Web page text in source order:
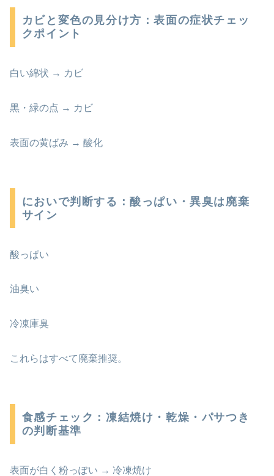
カビと変色の見分け方：表面の症状チェッ
クポイント
白い綿状 → カビ
黒・緑の点 → カビ
表面の黄ばみ → 酸化
においで判断する：酸っぱい・異臭は廃棄
サイン
酸っぱい
油臭い
冷凍庫臭
これらはすべて廃棄推奨。
食感チェック：凍結焼け・乾燥・パサつき
の判断基準
表面が白く粉っぽい → 冷凍焼け